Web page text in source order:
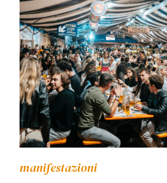
manifestazioni